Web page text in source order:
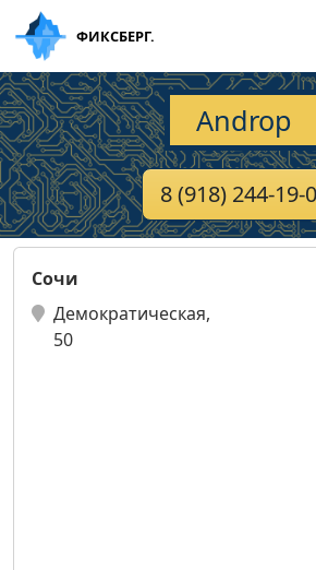
ФИКСБЕРГ.
Androp
8 (918) 244-19-
Сочи
Демократическая,
50